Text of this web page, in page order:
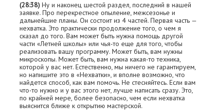
(28:38) Ну и наконец шестой раздел, последний в нашей
заявке. Про перекрeстное опыление, межсезонье и
дальнейшие планы. Он состоит из 4 частей. Первая часть —
нехватка. Это практически продолжение того, о чем я
сказал до того. Вам может быть нужна помощь другой
части «Летней школы» или чья-то ещe для того, чтобы
реализовать вашу программу. Может быть, вам нужны
микроскопы. Может быть, вам нужна какая-то техника,
которой у вас нет. Естественно, мы ничего не гарантируем,
но напишите это в «Нехватки», и вполне возможно, что
найдeтся способ, как вам помочь. Не стесняйтесь. Если вам
что-то нужно и у вас этого нет, лучше написать сразу. Это,
по крайней мере, более безопасно, чем если нехватка
выяснится ближе к открытию мастерской.